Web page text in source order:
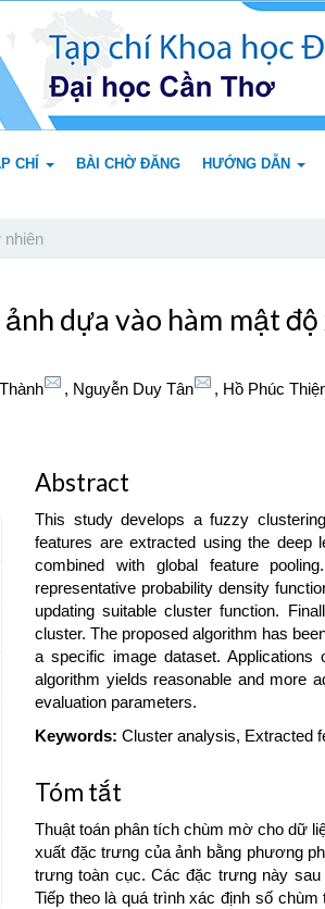
CHÍ BÀI CHỜ ĐĂNG HƯỚNG DẪN
nhiên
dựa vào hàm mật
, Nguyễn Duy Tân , Hồ Phúc
Abstract
This study develops a fuzzy
features are extracted using the deep
combined with global feature
representative probability density
updating suitable cluster function.
cluster. The proposed algorithm has
a specific image dataset.
algorithm yields reasonable and more
evaluation parameters.
Keywords: Cluster analysis, Extracted
Tóm tắt
Thuật toán phân tích chùm mờ cho dữ
xuất đặc trưng của ảnh bằng phương
trưng toàn cục. Các đặc trưng này
Tiếp theo là quá trình xác định số